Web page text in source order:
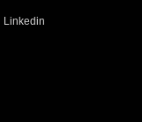
Linkedin